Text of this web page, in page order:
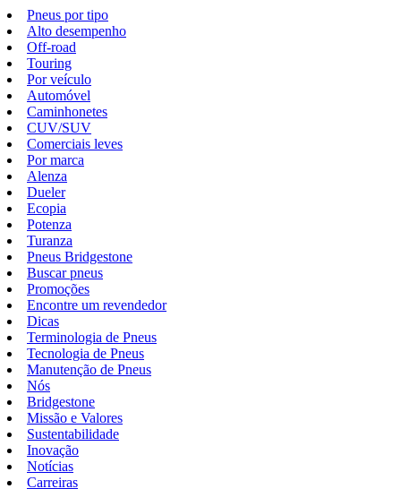
Pneus por tipo
Alto desempenho
Off-road
Touring
Por veículo
Automóvel
Caminhonetes
CUV/SUV
Comerciais leves
Por marca
Alenza
Dueler
Ecopia
Potenza
Turanza
Pneus Bridgestone
Buscar pneus
Promoções
Encontre um revendedor
Dicas
Terminologia de Pneus
Tecnologia de Pneus
Manutenção de Pneus
Nós
Bridgestone
Missão e Valores
Sustentabilidade
Inovação
Notícias
Carreiras